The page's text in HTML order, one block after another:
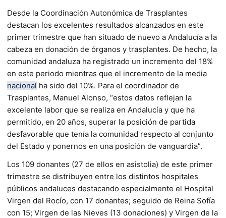
Desde la Coordinación Autonómica de Trasplantes
destacan los excelentes resultados alcanzados en este
primer trimestre que han situado de nuevo a Andalucía a la
cabeza en donación de órganos y trasplantes. De hecho, la
comunidad andaluza ha registrado un incremento del 18%
en este periodo mientras que el incremento de la media
nacional ha sido del 10%. Para el coordinador de
Trasplantes, Manuel Alonso, “estos datos reflejan la
excelente labor que se realiza en Andalucía y que ha
permitido, en 20 años, superar la posición de partida
desfavorable que tenía la comunidad respecto al conjunto
del Estado y ponernos en una posición de vanguardia”.
Los 109 donantes (27 de ellos en asistolia) de este primer
trimestre se distribuyen entre los distintos hospitales
públicos andaluces destacando especialmente el Hospital
Virgen del Rocío, con 17 donantes; seguido de Reina Sofía
con 15; Virgen de las Nieves (13 donaciones) y Virgen de la